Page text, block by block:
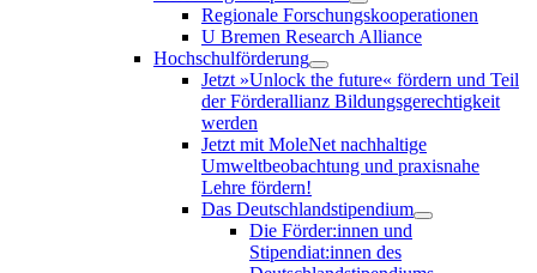
Regionale Forschungskooperationen
U Bremen Research Alliance
Hochschulförderung
Jetzt »Unlock the future« fördern und Teil
der Förderallianz Bildungsgerechtigkeit
werden
Jetzt mit MoleNet nachhaltige
Umweltbeobachtung und praxisnahe
Lehre fördern!
Das Deutschlandstipendium
Die Förder:innen und
Stipendiat:innen des